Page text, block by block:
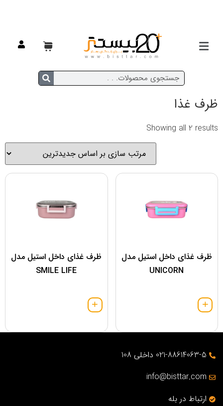
/ ظرف غذا
ظرف غذا
Showing all 2 results
ظرف غذای داخل استیل مدل
UNICORN
ظرف غذای داخل استیل مدل
SMILE LIFE
021-88614063-5 داخلی 108
info@bisttar.com
ارتباط در بله